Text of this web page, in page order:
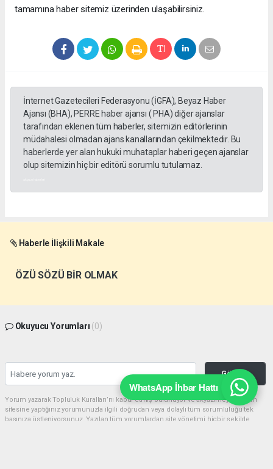
tamamına haber sitemiz üzerinden ulaşabilirsiniz.
İnternet Gazetecileri Federasyonu (İGFA), Beyaz Haber
Ajansı (BHA), PERRE haber ajansı ( PHA) diğer ajanslar
tarafından eklenen tüm haberler, sitemizin editörlerinin
müdahalesi olmadan ajans kanallarından çekilmektedir. Bu
haberlerde yer alan hukuki muhataplar haberi geçen ajanslar
olup sitemizin hiç bir editörü sorumlu tutulamaz.
Haberle İlişkili Makale
ÖZÜ SÖZÜ BİR OLMAK
Okuyucu Yorumları (0)
Gönder
Yorum yazarak Topluluk Kuralları’nı kabul etmiş bulunuyor ve akyazimeydan.com
sitesine yaptığınız yorumunuzla ilgili doğrudan veya dolaylı tüm sorumluluğu tek
başınıza üstleniyorsunuz. Yazılan tüm yorumlardan site yönetimi hiçbir şekilde
WhatsApp İhbar Hattı